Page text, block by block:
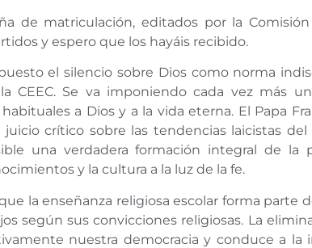
de matriculación, editados por la
y espero que los hayáis recibido.
el silencio sobre Dios como norma
CEEC. Se va imponiendo cada vez más
habituales a Dios y a la vida eterna. El Papa
crítico sobre las tendencias laicistas
una verdadera formación integral de la
y la cultura a la luz de la fe.
la enseñanza religiosa escolar forma parte
según sus convicciones religiosas. La
nuestra democracia y conduce a la